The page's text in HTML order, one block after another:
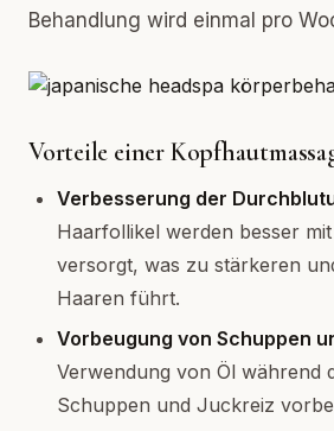
Behandlung wird einmal pro
Vorteile einer
Verbesserung der
Haarfollikel werden besser
versorgt, was zu stärkeren
Haaren führt.
Vorbeugung von Schuppen
Verwendung von Öl während
Schuppen und Juckreiz